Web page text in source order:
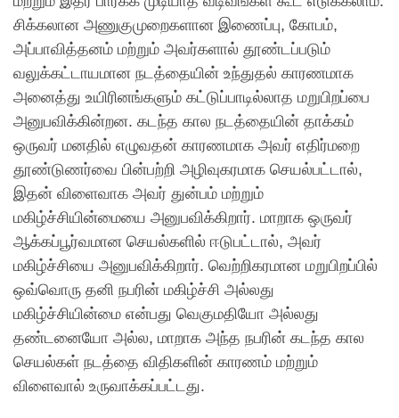
சிக்கலான அணுகுமுறைகளான இணைப்பு, கோபம்,
அப்பாவித்தனம் மற்றும் அவர்களால் தூண்டப்படும்
வலுக்கட்டாயமான நடத்தையின் உந்துதல் காரணமாக
அனைத்து உயிரினங்களும் கட்டுப்பாடில்லாத மறுபிறப்பை
அனுபவிக்கின்றன. கடந்த கால நடத்தையின் தாக்கம்
ஒருவர் மனதில் எழுவதன் காரணமாக அவர் எதிர்மறை
தூண்டுணர்வை பின்பற்றி அழிவுகரமாக செயல்பட்டால்,
இதன் விளைவாக அவர் துன்பம் மற்றும்
மகிழ்ச்சியின்மையை அனுபவிக்கிறார். மாறாக ஒருவர்
ஆக்கப்பூர்வமான செயல்களில் ஈடுபட்டால், அவர்
மகிழ்ச்சியை அனுபவிக்கிறார். வெற்றிகரமான மறுபிறப்பில்
ஒவ்வொரு தனி நபரின் மகிழ்ச்சி அல்லது
மகிழ்ச்சியின்மை என்பது வெகுமதியோ அல்லது
தண்டனையோ அல்ல, மாறாக அந்த நபரின் கடந்த கால
செயல்கள் நடத்தை விதிகளின் காரணம் மற்றும்
விளைவால் உருவாக்கப்பட்டது.